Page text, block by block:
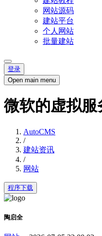
网站源码
建站平台
个人网站
批量建站
登录
Open main menu
微软的虚拟服
AutoCMS
/
建站资讯
/
网站
程序下载
陶启全